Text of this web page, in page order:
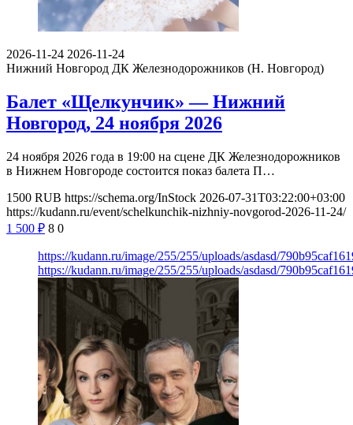
2026-11-24 2026-11-24
Нижний Новгород ДК Железнодорожников (Н. Новгород)
Балет «Щелкунчик» — Нижний
Новгород, 24 ноября 2026
24 ноября 2026 года в 19:00 на сцене ДК Железнодорожников
в Нижнем Новгороде состоится показ балета П…
1500 RUB https://schema.org/InStock 2026-07-31T03:22:00+03:00
https://kudann.ru/event/schelkunchik-nizhniy-novgorod-2026-11-24/
1 500 ₽ 8 0
https://kudann.ru/image/255/255/uploads/asdasd/
https://kudann.ru/image/255/255/uploads/asdasd/